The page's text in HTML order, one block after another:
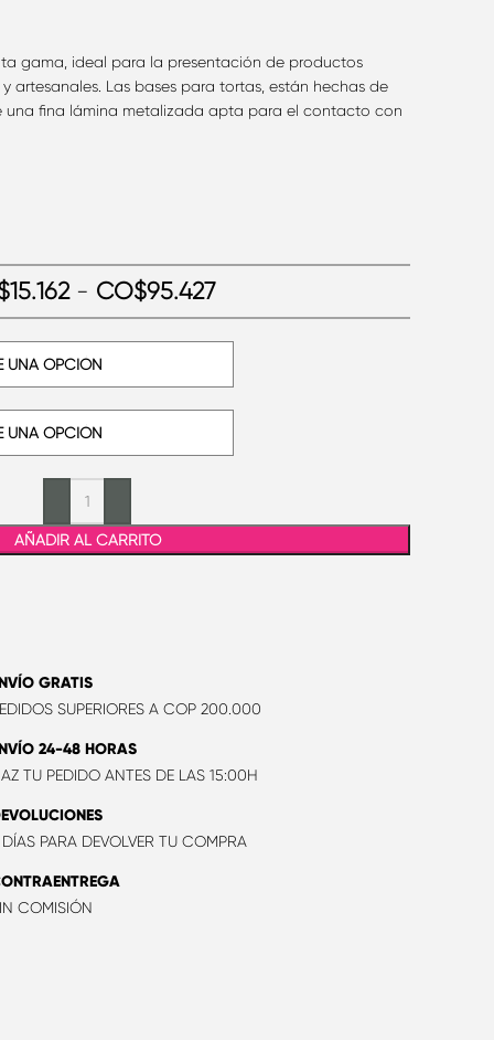
gama, ideal para la presentación de productos
artesanales. Las bases para tortas, están hechas de
una fina lámina metalizada apta para el contacto con
15.162 - CO$95.427
AÑADIR AL CARRITO
GRATIS
SUPERIORES A COP 200.000
24-48 HORAS
TU PEDIDO ANTES DE LAS 15:00H
PARA DEVOLVER TU COMPRA
COMISIÓN